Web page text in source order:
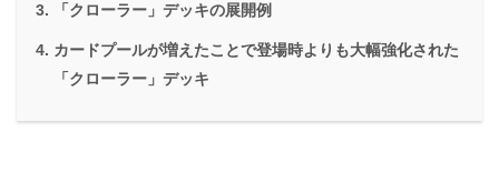
「クローラー」デッキの展開例
カードプールが増えたことで登場時よりも大幅強化された
「クローラー」デッキ